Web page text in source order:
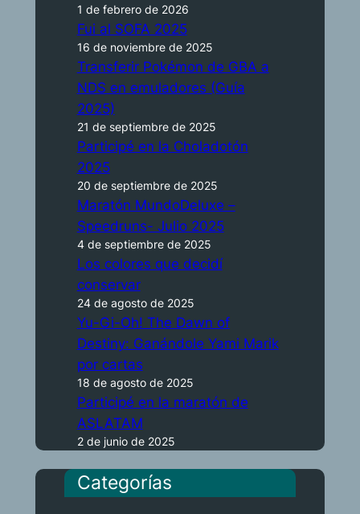
1 de febrero de 2026
Fui al SOFA 2025
16 de noviembre de 2025
Transferir Pokémon de GBA a
NDS en emuladores (Guía
2025)
21 de septiembre de 2025
Participé en la Choladotón
2025
20 de septiembre de 2025
Maratón MundoDeluxe –
Speedruns- Julio 2025
4 de septiembre de 2025
Los colores que decidí
conservar
24 de agosto de 2025
Yu-Gi-Oh! The Dawn of
Destiny: Ganándole Yami Marik
por cartas
18 de agosto de 2025
Participé en la maratón de
ASLATAM
2 de junio de 2025
Categorías